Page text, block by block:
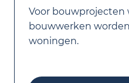
Voor bouwprojecten
bouwwerken
woningen.